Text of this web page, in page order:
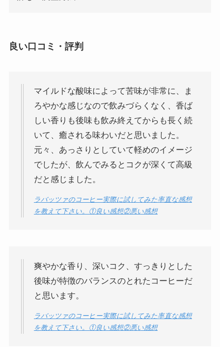
良い口コミ・評判
マイルドな酸味によって苦味が非常に、ま
ろやかな感じなので飲みづらくなく、香ば
しい香りも後味も飲み終えてからも長く続
いて、癒される味わいだと思いました。
元々、あっさりとしていて軽めのイメージ
でしたが、飲んでみるとコクが深くて高級
だと感じました。
ラバッツァのコーヒー実際に試してみた率直な感想
を教えて下さい。①良い感想②悪い感想
爽やかな香り、深いコク、すっきりとした
後味が特徴のバランスのとれたコーヒーだ
と思います。
ラバッツァのコーヒー実際に試してみた率直な感想
を教えて下さい。①良い感想②悪い感想